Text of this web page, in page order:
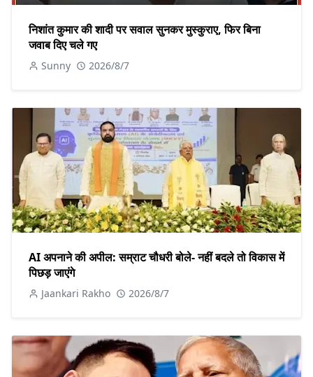
निशांत कुमार की शादी पर सवाल सुनकर मुस्कुराए, फिर बिना
जवाब दिए चले गए
Sunny 2026/8/7
AI अपनाने की अपील: सम्राट चौधरी बोले- नहीं बदले तो विकास में
पिछड़ जाएंगे
Jaankari Rakho 2026/8/7